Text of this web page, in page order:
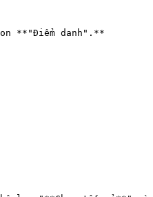
**"Điểm danh".**